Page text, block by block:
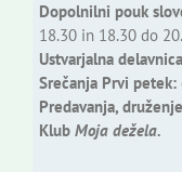
Dopolnilni pouk
18.30 in 18.30 do
Ustvarjalna
Srečanja Prvi petek:
Predavanja,
Klub Moja dežela.